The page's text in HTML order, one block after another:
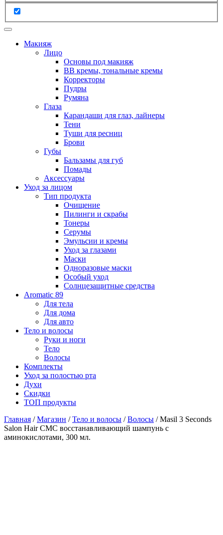
Макияж
Лицо
Основы под макияж
BB кремы, тональные кремы
Корректоры
Пудры
Румяна
Глаза
Карандаши для глаз, лайнеры
Тени
Туши для ресниц
Брови
Губы
Бальзамы для губ
Помады
Аксессуары
Уход за лицом
Тип продукта
Очищение
Пилинги и скрабы
Тонеры
Серумы
Эмульсии и кремы
Уход за глазами
Маски
Одноразовые маски
Особый уход
Солнцезащитные средства
Aromatic 89
Для тела
Для дома
Для авто
Тело и волосы
Руки и ноги
Тело
Волосы
Комплекты
Уход за полостью рта
Духи
Скидки
ТОП продукты
Главная /Магазин /Тело и волосы /Волосы / Masil 3 Seconds
Salon Hair CMC восстанавливающий шампунь с
аминокислотами, 300 мл.